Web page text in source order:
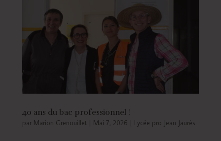
40 ans du bac professionnel !
par Marion Grenouillet| Mai 7, 2026 | Lycée pro Jean Jaurès